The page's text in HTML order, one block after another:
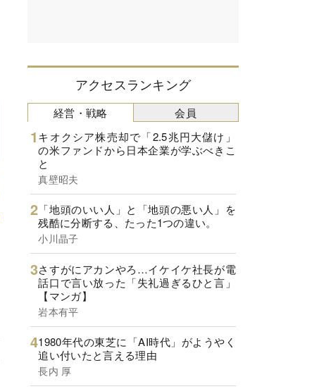
アクセスランキング
経営・戦略
キオクシア株売却で「2.5兆円大儲け」
の米ファンドから日本企業が学ぶべきこ
と
真壁昭夫
「地頭のいい人」と「地頭の悪い人」を
残酷に分断する、たった1つの違い。
小川晶子
さすがにアカンやろ…イケイケ社長が電
話口で言い放った「失礼過ぎるひと言」
【マンガ】
岩本有平
1980年代の東芝に「AI時代」がようやく
追い付いたと言える理由
長内 厚
会員